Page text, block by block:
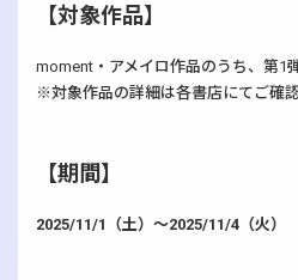
【対象作品】
moment・アメイロ作品のうち、第1
※対象作品の詳細は各書店にてご確
【期間】
2025/11/1（土）～2025/11/4（火）